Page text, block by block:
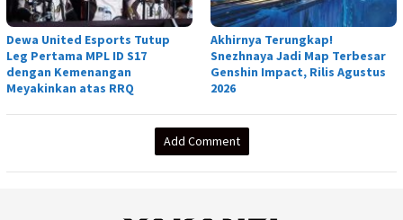
Dewa United Esports Tutup
Leg Pertama MPL ID S17
dengan Kemenangan
Meyakinkan atas RRQ
Akhirnya Terungkap!
Snezhnaya Jadi Map Terbesar
Genshin Impact, Rilis Agustus
2026
Add Comment